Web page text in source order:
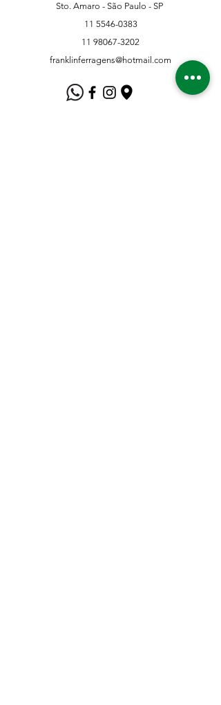
Sto. Amaro - São Paulo - SP
11 5546-0383
11 98067-3202
franklinferragens@hotmail.com